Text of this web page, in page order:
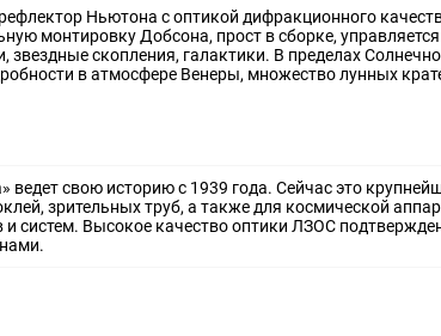
Ньютона с оптикой дифракционного
монтировку Добсона, прост в сборке,
звездные скопления, галактики. В пределах
в атмосфере Венеры, множество лунных
ведет свою историю с 1939 года. Сейчас это
зрительных труб, а также для космической
систем. Высокое качество оптики ЛЗОС